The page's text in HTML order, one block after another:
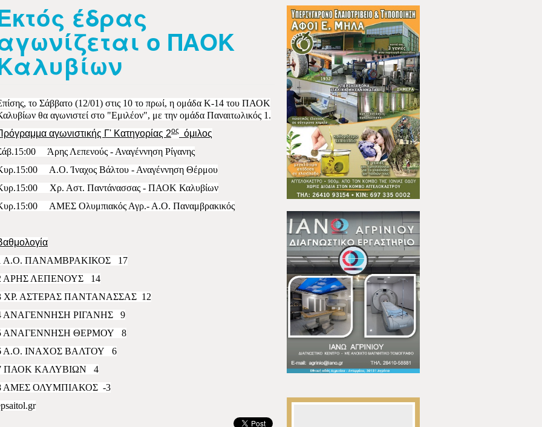
έδρας
ο ΠΑΟΚ
το Σάββατο (12/01) στις 10 το πρωί, η ομάδα Κ-14 του ΠΑΟΚ
θα αγωνιστεί στο "Εμιλέον", με την ομάδα Παναιτωλικός 1.
αγωνιστικής Γ' Κατηγορίας 2ος
όμιλος
Άρης Λεπενούς - Αναγέννηση Ρίγανης
Α.Ο. Ίναχος Βάλτου - Αναγέννηση Θέρμου
Χρ. Αστ. Παντάνασσας - ΠΑΟΚ Καλυβίων
ΑΜΕΣ Ολυμπιακός Αγρ.- Α.Ο. Παναμβρακικός
Α.Ο. ΠΑΝΑΜΒΡΑΚΙΚΟΣ 17
ΑΡΗΣ ΛΕΠΕΝΟΥΣ 14
ΧΡ. ΑΣΤΕΡΑΣ ΠΑΝΤΑΝΑΣΣΑΣ 12
ΑΝΑΓΕΝΝΗΣΗ ΡΙΓΑΝΗΣ 9
ΑΝΑΓΕΝΝΗΣΗ ΘΕΡΜΟΥ
8
Α.Ο. ΙΝΑΧΟΣ ΒΑΛΤΟΥ 6
ΠΑΟΚ ΚΑΛΥΒΙΩΝ 4
ΑΜΕΣ ΟΛΥΜΠΙΑΚΟΣ -3